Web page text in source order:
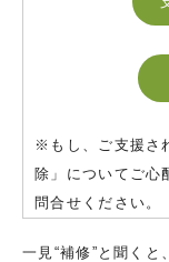
※もし、ご支援さ
除」についてご心
問合せください。
一見“補修”と聞く